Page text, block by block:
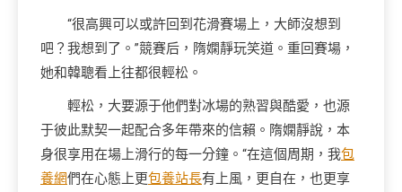
“很高興可以或許回到花滑賽場上，大師沒想到
吧？我想到了。”競賽后，隋嫻靜玩笑道。重回賽場，
她和韓聰看上往都很輕松。
輕松，大要源于他們對冰場的熟習與酷愛，也源
于彼此默契一起配合多年帶來的信賴。隋嫻靜說，本
身很享用在場上滑行的每一分鐘。“在這個周期，我包
養網們在心態上更包養站長有上風，更自在，也更享